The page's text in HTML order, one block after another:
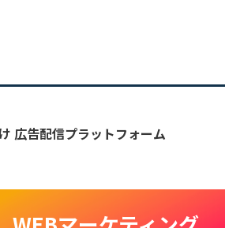
広告配信プラットフォーム